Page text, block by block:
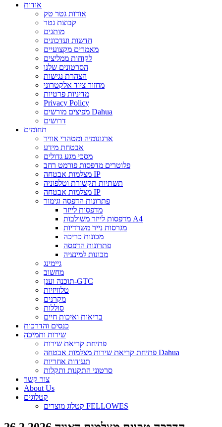
אודות
אודות גטר טק
קבוצת גטר
מותגים
חדשות ועדכונים
מאמרים מקצועיים
לקוחות ממליצים
הסרטונים שלנו
הצהרת נגישות
מחזור ציוד אלקטרוני
מדיניות פרטיות
Privacy Policy
מפיצים מורשים Dahua
דרושים
תחומים
ארגונומיה ומטהרי אוויר
אבטחת מידע
מסכי מגע גדולים
פלוטרים מדפסות פורמט רחב
מצלמות אבטחה IP
תשתיות תקשורת וטלפוניה
מצלמות אבטחה IP
פתרונות הדפסה וגימור
מדפסות לייזר
מדפסות לייזר משולבות A4
מגרסות נייר משרדיות
מכונות כריכה
פתרונות הדפסה
מכונות למינציה
גיימינג
מחשוב
תוכנה וענן-GTC
טלוויזיות
מקרנים
סוללות
בריאות ואיכות חיים
כנסים והדרכות
שירות ותמיכה
פתיחת קריאת שירות
פתיחת קריאת שירות מצלמות אבטחה Dahua
תעודות אחריות
סרטוני התקנות ותקלות
צור קשר
About Us
קטלוגים
קטלוג מוצרים FELLOWES